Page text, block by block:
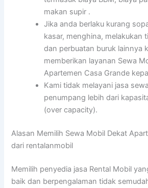
makan supir .
Jika anda berlaku kurang
kasar, menghina, melakukan
dan perbuatan buruk lainnya
memberikan layanan Sewa
Apartemen Casa Grande
Kami tidak melayani jasa
penumpang lebih dari
(over capacity).
Alasan Memilih Sewa Mobil Dekat
dari rentalanmobil
Memilih penyedia jasa Rental Mobil
baik dan berpengalaman tidak